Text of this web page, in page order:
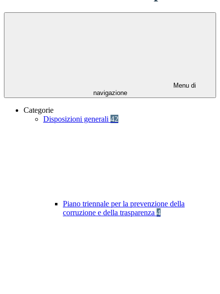
Menu di
navigazione
Categorie
Disposizioni generali 42
Piano triennale per la prevenzione della
corruzione e della trasparenza 4